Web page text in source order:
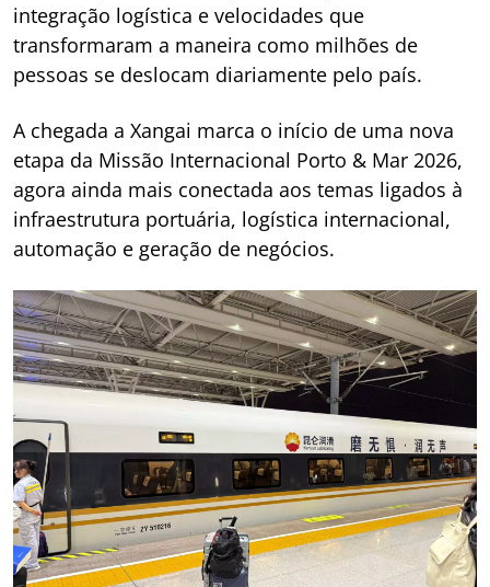
integração logística e velocidades que
transformaram a maneira como milhões de
pessoas se deslocam diariamente pelo país.
A chegada a Xangai marca o início de uma nova
etapa da Missão Internacional Porto & Mar 2026,
agora ainda mais conectada aos temas ligados à
infraestrutura portuária, logística internacional,
automação e geração de negócios.